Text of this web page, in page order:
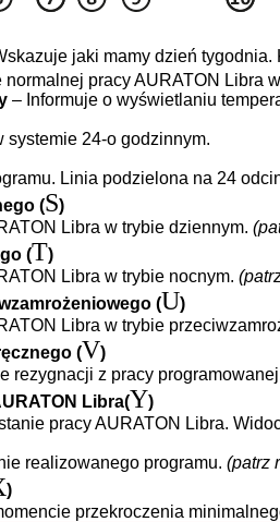
jaki mamy dzień
normalnej pracy AURATON Libra
– Informuje o wyświetlaniu
24-o godzinnym.
Linia podzielona na 24
(S)
Libra w trybie dziennym.
(T)
Libra w trybie nocnym.
(U)
Libra w trybie
(V)
rezygnacji z pracy
Libra(Y)
pracy AURATON Libra.
realizowanego programu. (patrz
)
przekroczenia